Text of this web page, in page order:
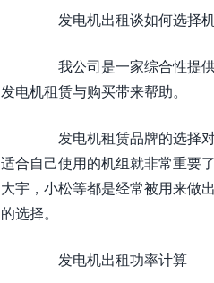
发电机出租谈如何选择
我公司是一家综合性提供
发电机租赁与购买带来帮助。
发电机租赁品牌的选择对
适合自己使用的机组就非常重要
大宇，小松等都是经常被用来做
的选择。
发电机出租功率计算